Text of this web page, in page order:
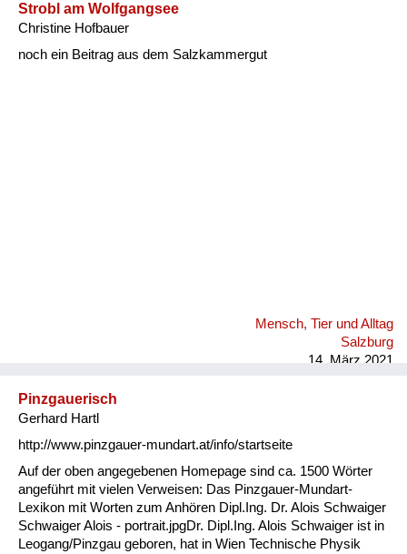
Strobl am Wolfgangsee
Christine Hofbauer
noch ein Beitrag aus dem Salzkammergut
Mensch, Tier und Alltag
Salzburg
14. März 2021
Pinzgauerisch
Gerhard Hartl
http://www.pinzgauer-mundart.at/info/startseite
Auf der oben angegebenen Homepage sind ca. 1500 Wörter
angeführt mit vielen Verweisen: Das Pinzgauer-Mundart-
Lexikon mit Worten zum Anhören Dipl.Ing. Dr. Alois Schwaiger
Schwaiger Alois - portrait.jpgDr. Dipl.Ing. Alois Schwaiger ist in
Leogang/Pinzgau geboren, hat in Wien Technische Physik